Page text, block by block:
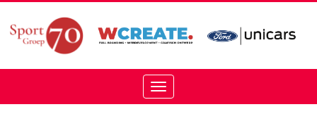
Toggle
navigation